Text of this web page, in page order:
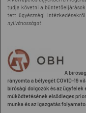
tudja követni a
tett ügyészségi intézkedésekről
nyilvánosságot
A
rányomta a bélyegét COVID-19
bírósági dolgozók és az
működtetésének elsődleges
munka és az igazgatás